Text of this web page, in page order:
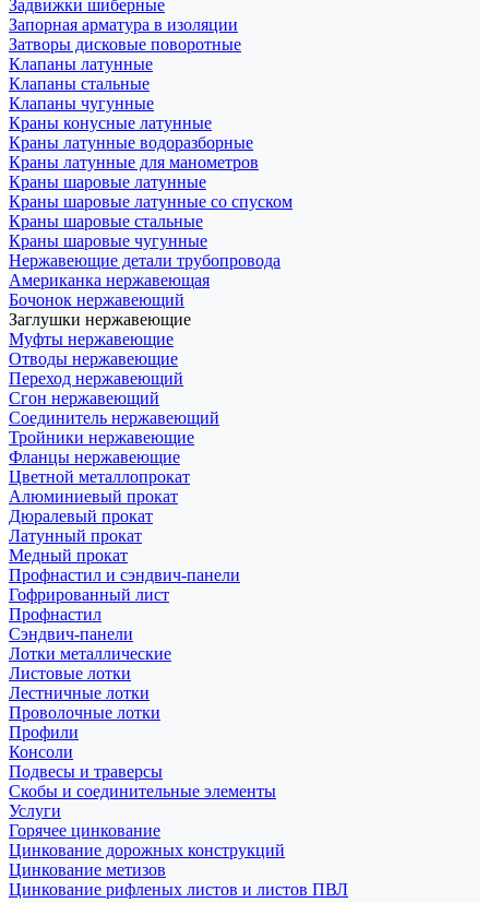
Задвижки шиберные
Запорная арматура в изоляции
Затворы дисковые поворотные
Клапаны латунные
Клапаны стальные
Клапаны чугунные
Краны конусные латунные
Краны латунные водоразборные
Краны латунные для манометров
Краны шаровые латунные
Краны шаровые латунные со спуском
Краны шаровые стальные
Краны шаровые чугунные
Нержавеющие детали трубопровода
Американка нержавеющая
Бочонок нержавеющий
Заглушки нержавеющие
Муфты нержавеющие
Отводы нержавеющие
Переход нержавеющий
Сгон нержавеющий
Соединитель нержавеющий
Тройники нержавеющие
Фланцы нержавеющие
Цветной металлопрокат
Алюминиевый прокат
Дюралевый прокат
Латунный прокат
Медный прокат
Профнастил и сэндвич-панели
Гофрированный лист
Профнастил
Сэндвич-панели
Лотки металлические
Листовые лотки
Лестничные лотки
Проволочные лотки
Профили
Консоли
Подвесы и траверсы
Скобы и соединительные элементы
Услуги
Горячее цинкование
Цинкование дорожных конструкций
Цинкование метизов
Цинкование рифленых листов и листов ПВЛ